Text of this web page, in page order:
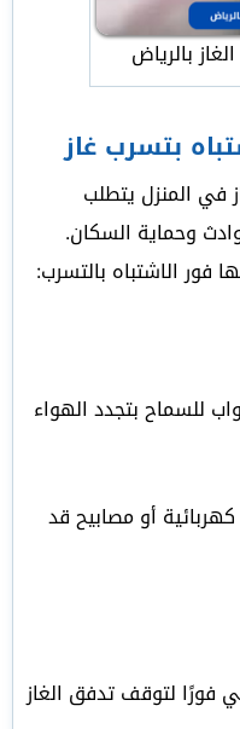
بالرياض
بتسرب غاز
في المنزل يتطلب
وحماية السكان.
فور الاشتباه بالتسرب:
للسماح بتجدد الهواء
أو مصابيح قد
فورًا لتوقف تدفق الغاز